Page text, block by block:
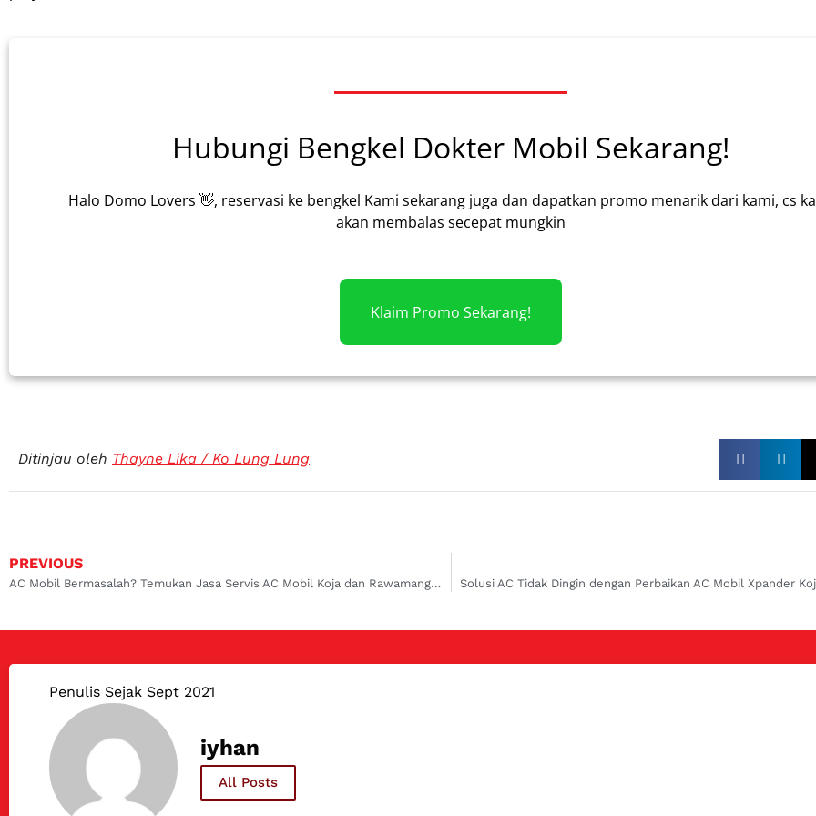
Hubungi Bengkel Dokter Mobil Sekarang!
Halo Domo Lovers 👋, reservasi ke bengkel Kami sekarang juga dan dapatkan promo menarik dari kami, cs
akan membalas secepat mungkin
Klaim Promo Sekarang!
Ditinjau oleh Thayne Lika / Ko Lung Lung
PREVIOUS
AC Mobil Bermasalah? Temukan Jasa Servis AC Mobil Koja dan Rawamangun Terbaik
Penulis Sejak Sept 2021
iyhan
All Posts